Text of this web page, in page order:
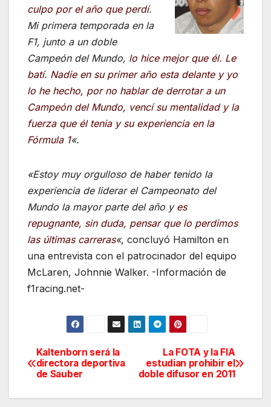
culpo por el año que perdí.
Mi primera temporada en la
F1, junto a un doble
Campeón del Mundo, lo hice mejor que él. Le
batí. Nadie en su primer año esta delante y yo
lo he hecho, por no hablar de derrotar a un
Campeón del Mundo, vencí su mentalidad y la
fuerza que él tenia y su experiencia en la
Fórmula 1«.
«Estoy muy orgulloso de haber tenido la
experiencia de liderar el Campeonato del
Mundo la mayor parte del año y es
repugnante, sin duda, pensar que lo perdimos
las últimas carreras«, concluyó Hamilton en
una entrevista con el patrocinador del equipo
McLaren, Johnnie Walker. -Información de
f1racing.net-
Navegación
de
La FOTA y la FIA
estudian prohibir el
doble difusor en 2011
Kaltenborn será la
directora deportiva
de Sauber